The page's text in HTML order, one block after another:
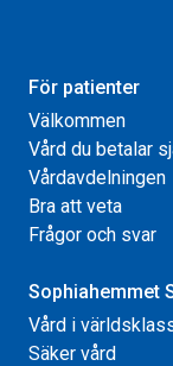
För patienter
Välkommen
Vård du betalar
Vårdavdelningen
Bra att veta
Frågor och svar
Sophiahemmet
Vård i
Säker vård